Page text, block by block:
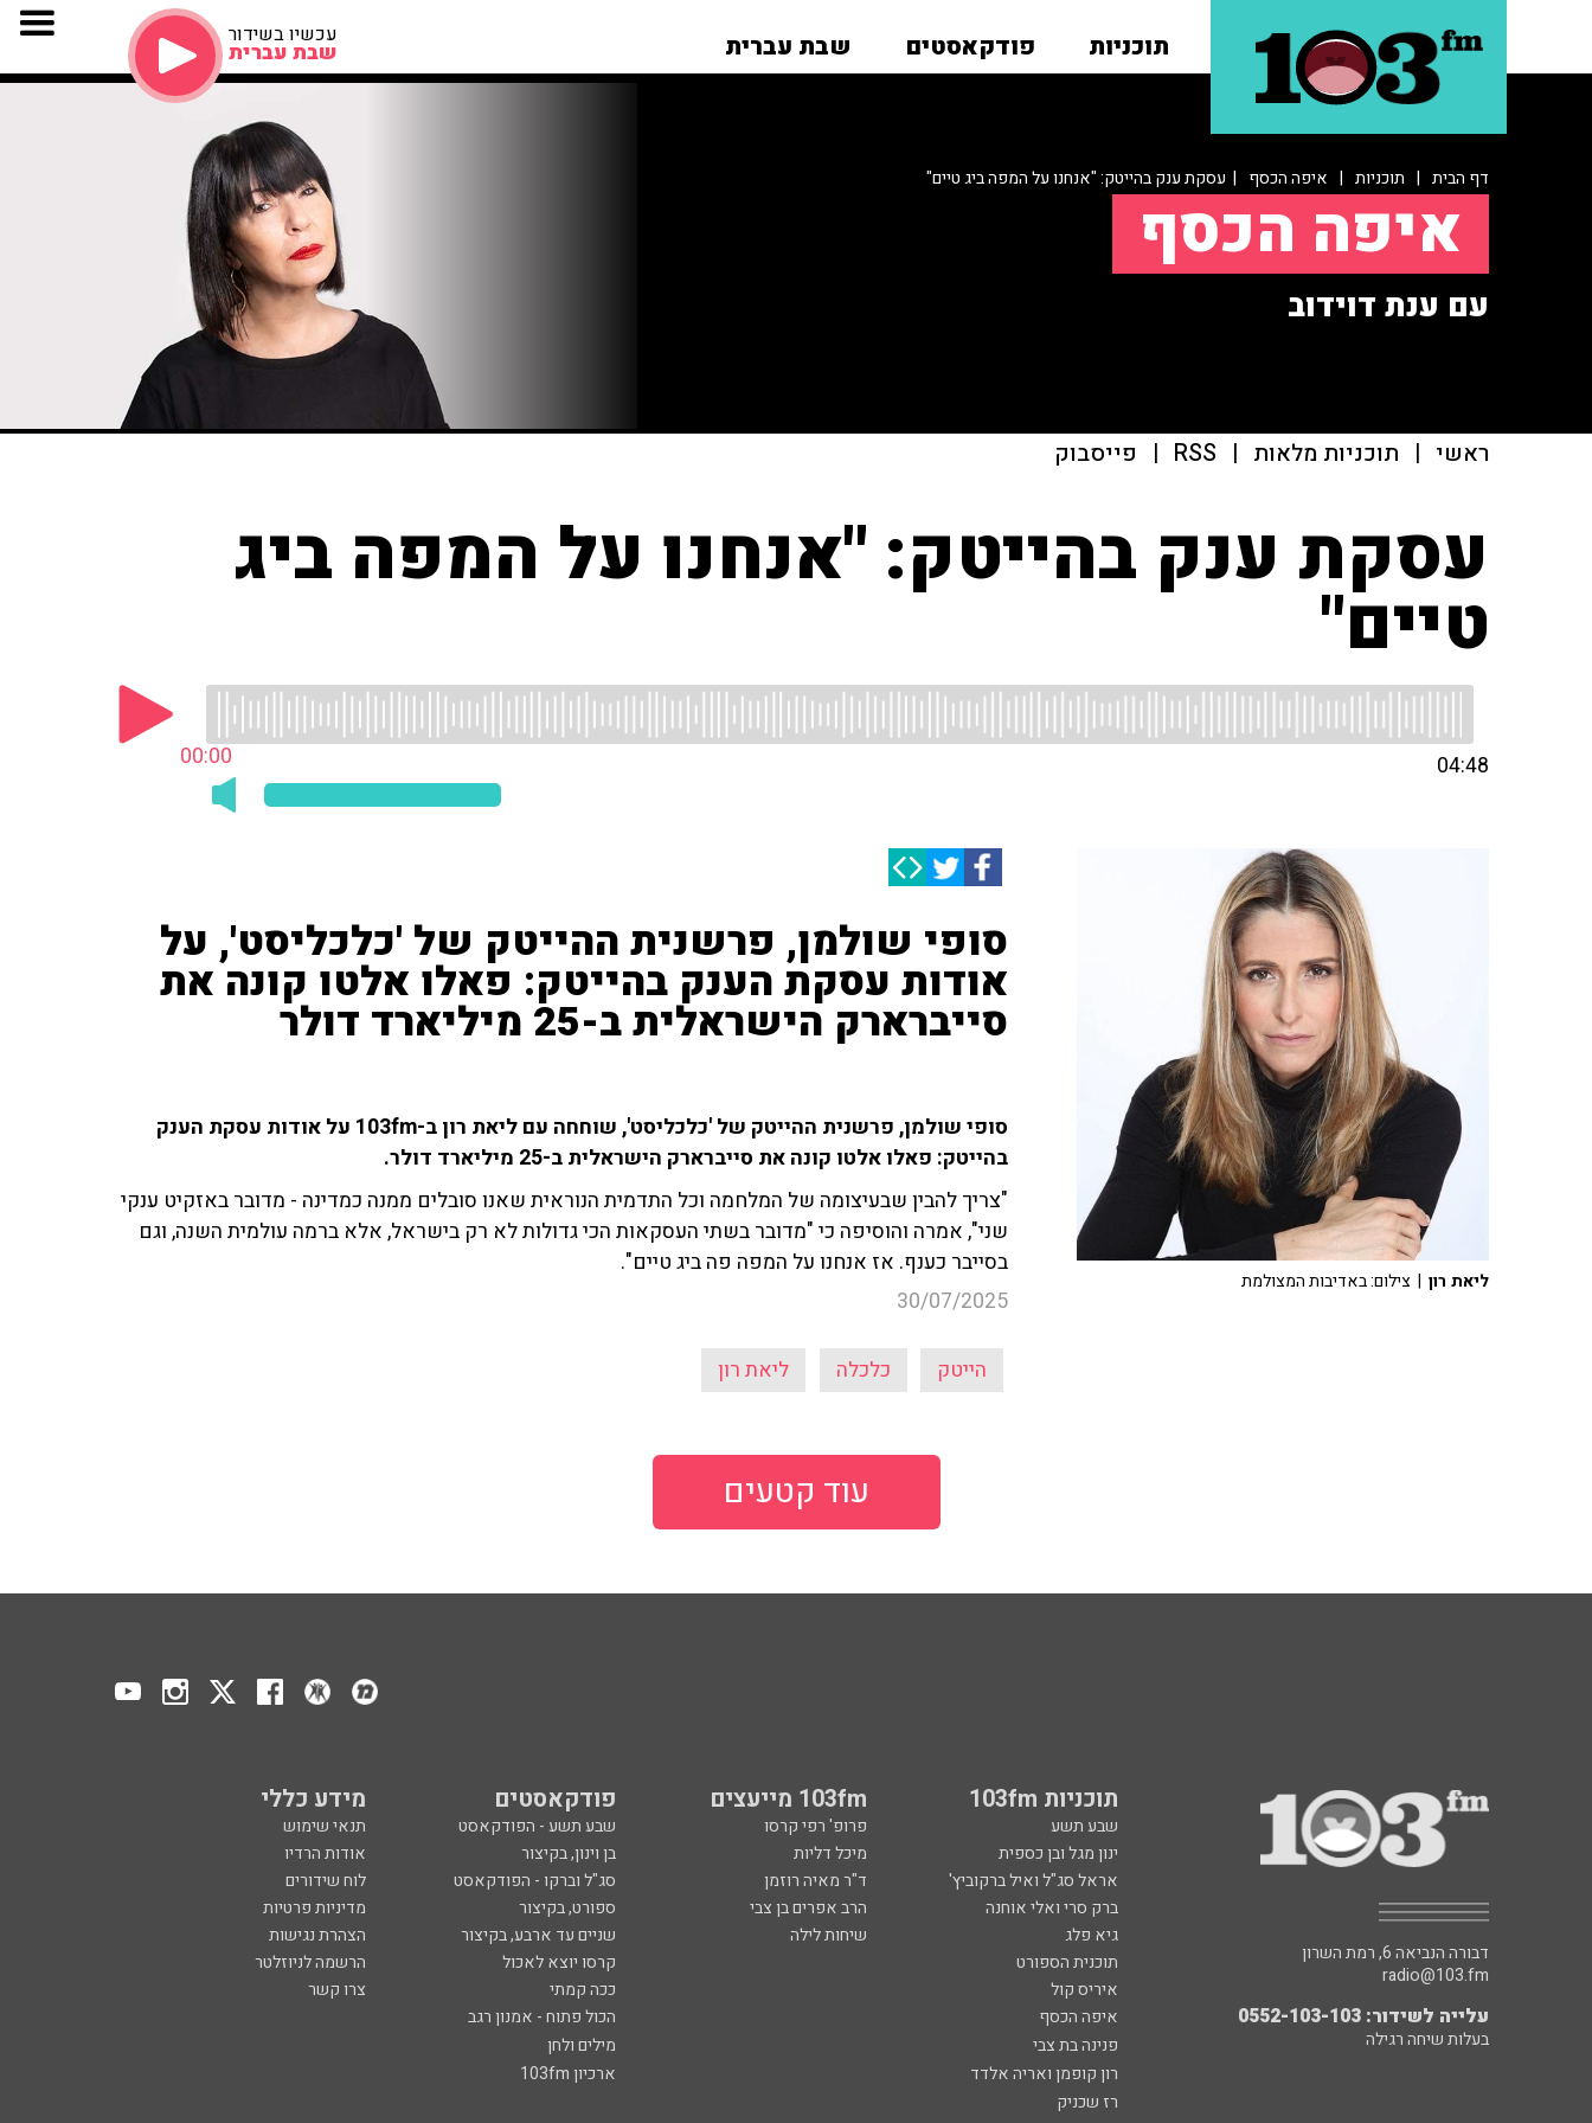
תוכניות פודקאסטים שבת עברית עכשיו בשידור
שבת עברית
דף הבית | תוכניות | איפה הכסף | עסקת ענק בהייטק: "אנחנו על המפה ביג טיים"
איפה הכסף
עם ענת דוידוב
ראשי | תוכניות מלאות |
RSS
| פייסבוק
עסקת ענק בהייטק: "אנחנו על המפה ביג
טיים"
00:00 04:48
סופי שולמן, פרשנית ההייטק של 'כלכליסט', על
אודות עסקת הענק בהייטק: פאלו אלטו קונה את
סייברארק הישראלית ב-25 מיליארד דולר
סופי שולמן, פרשנית ההייטק של 'כלכליסט', שוחחה עם ליאת רון ב-103fm על אודות עסקת הענק
בהייטק: פאלו אלטו קונה את סייברארק הישראלית ב-25 מיליארד דולר.
"צריך להבין שבעיצומה של המלחמה וכל התדמית הנוראית שאנו סובלים ממנה כמדינה - מדובר באזקיט ענקי
שני", אמרה והוסיפה כי "מדובר בשתי העסקאות הכי גדולות לא רק בישראל, אלא ברמה עולמית השנה, וגם
בסייבר כענף. אז אנחנו על המפה פה ביג טיים".
30/07/2025
הייטק כלכלה ליאת רון
ליאת רון | צילום: באדיבות המצולמת
עוד קטעים
תוכניות 103fm 103fm מייעצים פודקאסטים מידע כללי
שבע תשע פרופ' רפי קרסו שבע תשע - הפודקאסט
תנאי שימוש
ינון מגל ובן כספית
מיכל דליות בן וינון, בקיצור
אודות הרדיו
אראל סג"ל ואיל ברקוביץ'
ד"ר מאיה רוזמן סג"ל וברקו - הפודקאסט
לוח שידורים
ברק סרי ואלי אוחנה
הרב אפרים בן צבי ספורט, בקיצור
מדיניות פרטיות
גיא פלג
שיחות לילה שניים עד ארבע, בקיצור
הצהרת נגישות
תוכנית הספורט
קרסו יוצא לאכול
הרשמה לניוזלטר
איריס קול
ככה קמתי
צרו קשר
איפה הכסף
הכול פתוח - אמנון רגב
פנינה בת צבי
מילים ולחן
רון קופמן ואריה אלדד
ארכיון 103fm
רז שכניק
דבורה הנביאה 6, רמת השרון
radio@103.fm
עלייה לשידור: 0552-103-103
בעלות שיחה רגילה